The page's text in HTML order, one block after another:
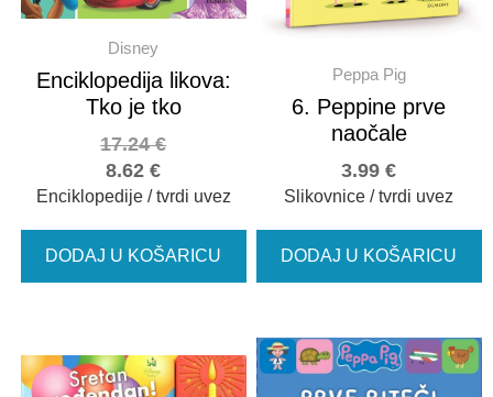
Disney
Enciklopedija likova:
Tko je tko
8.62€
17.24€
Enciklopedije / tvrdi uvez
DODAJ U KOŠARICU
Peppa Pig
6. Peppine prve
naočale
3.99€
Slikovnice / tvrdi uvez
DODAJ U KOŠARICU